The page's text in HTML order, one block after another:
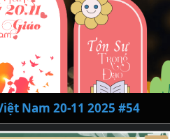
Nam 20-11 2025 #54